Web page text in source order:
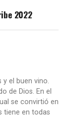
2022
el buen vino.
de Dios. En el
se convirtió en
tiene en todas